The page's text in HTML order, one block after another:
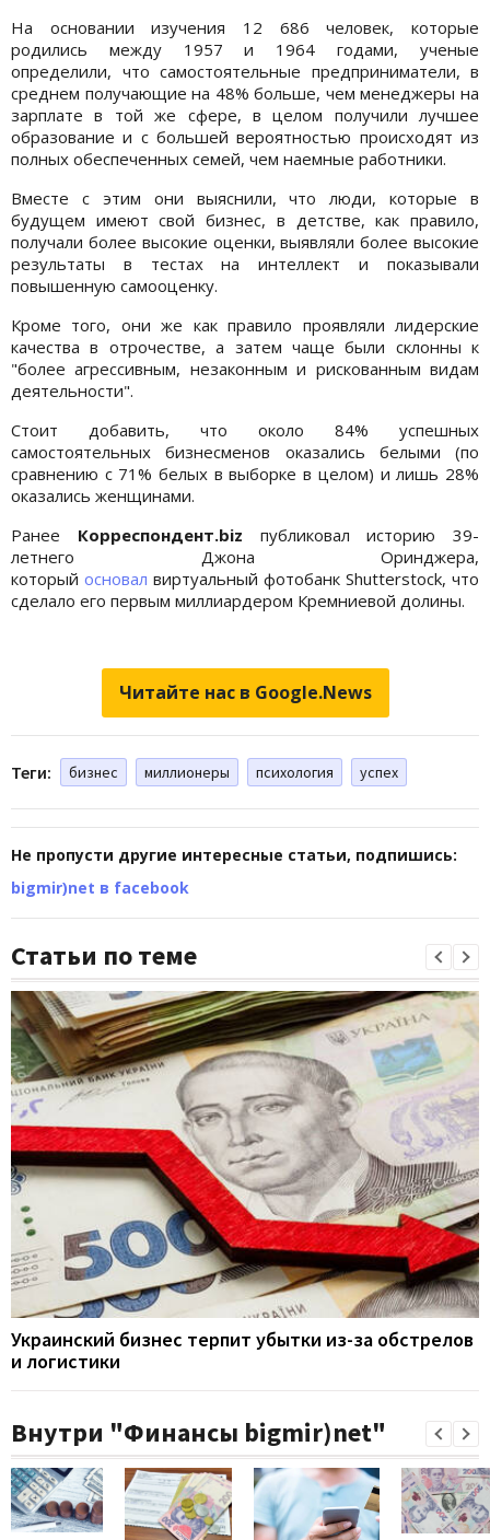
На основании изучения 12 686 человек, которые
родились между 1957 и 1964 годами, ученые
определили, что самостоятельные предприниматели, в
среднем получающие на 48% больше, чем менеджеры на
зарплате в той же сфере, в целом получили лучшее
образование и с большей вероятностью происходят из
полных обеспеченных семей, чем наемные работники.
Вместе с этим они выяснили, что люди, которые в
будущем имеют свой бизнес, в детстве, как правило,
получали более высокие оценки, выявляли более высокие
результаты в тестах на интеллект и показывали
повышенную самооценку.
Кроме того, они же как правило проявляли лидерские
качества в отрочестве, а затем чаще были склонны к
"более агрессивным, незаконным и рискованным видам
деятельности".
Стоит добавить, что около 84% успешных
самостоятельных бизнесменов оказались белыми (по
сравнению с 71% белых в выборке в целом) и лишь 28%
оказались женщинами.
Ранее Корреспондент.biz публиковал историю 39-
летнего Джона Оринджера,
который основал виртуальный фотобанк Shutterstock, что
сделало его первым миллиардером Кремниевой долины.
Читайте нас в Google.News
Теги: бизнес миллионеры психология успех
Не пропусти другие интересные статьи, подпишись:
bigmir)net в facebook
Статьи по теме
Украинский бизнес терпит убытки из-за обстрелов
и логистики
Внутри "Финансы bigmir)net"